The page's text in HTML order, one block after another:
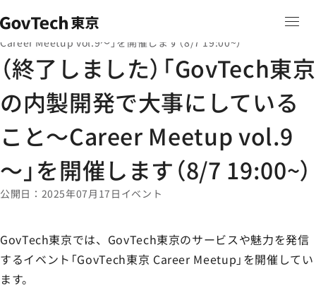
ホーム
（終了しました）「GovTech東京の内製開発で大事にしていること～
Career Meetup vol.9～」を開催します（8/7 19:00~）
（終了しました）「GovTech東京
の内製開発で大事にしている
こと～Career Meetup vol.9
～」を開催します（8/7 19:00~）
公開日 2025年07月17日 イベント
GovTech東京では、GovTech東京のサービスや魅力を発信
するイベント「GovTech東京 Career Meetup」を開催してい
ます。